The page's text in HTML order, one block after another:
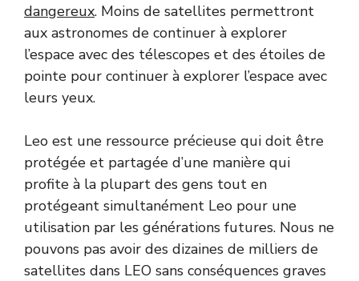
dangereux. Moins de satellites permettront
aux astronomes de continuer à explorer
l’espace avec des télescopes et des étoiles de
pointe pour continuer à explorer l’espace avec
leurs yeux.
Leo est une ressource précieuse qui doit être
protégée et partagée d’une manière qui
profite à la plupart des gens tout en
protégeant simultanément Leo pour une
utilisation par les générations futures. Nous ne
pouvons pas avoir des dizaines de milliers de
satellites dans LEO sans conséquences graves